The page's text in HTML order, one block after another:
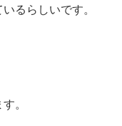
るらしいです。
。